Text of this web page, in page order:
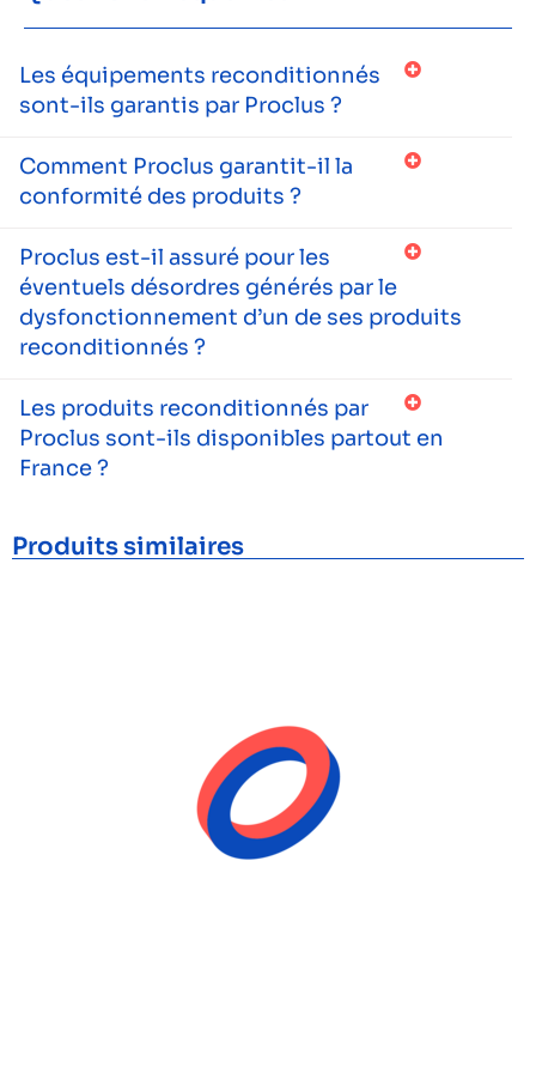
Les équipements reconditionnés
sont-ils garantis par Proclus ?
Comment Proclus garantit-il la
conformité des produits ?
Proclus est-il assuré pour les
éventuels désordres générés par le
dysfonctionnement d’un de ses produits
reconditionnés ?
Les produits reconditionnés par
Proclus sont-ils disponibles partout en
France ?
Produits similaires